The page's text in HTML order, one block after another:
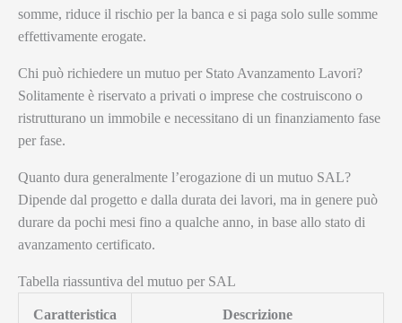
somme, riduce il rischio per la banca e si paga solo sulle somme
effettivamente erogate.
Chi può richiedere un mutuo per Stato Avanzamento Lavori?
Solitamente è riservato a privati o imprese che costruiscono o
ristrutturano un immobile e necessitano di un finanziamento fase
per fase.
Quanto dura generalmente l’erogazione di un mutuo SAL?
Dipende dal progetto e dalla durata dei lavori, ma in genere può
durare da pochi mesi fino a qualche anno, in base allo stato di
avanzamento certificato.
Tabella riassuntiva del mutuo per SAL
Caratteristica Descrizione